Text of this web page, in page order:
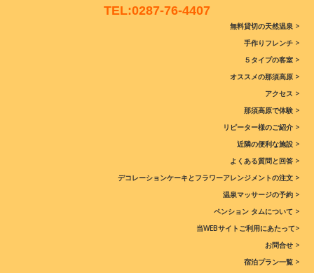
TEL:0287-76-4407
無料貸切の天然温泉 >
手作りフレンチ >
５タイプの客室 >
オススメの那須高原 >
アクセス >
那須高原で体験 >
リピーター様のご紹介 >
近隣の便利な施設 >
よくある質問と回答 >
デコレーションケーキとフラワーアレンジメントの注文 >
温泉マッサージの予約 >
ペンション タムについて >
当WEBサイトご利用にあたって>
お問合せ >
宿泊プラン一覧 >